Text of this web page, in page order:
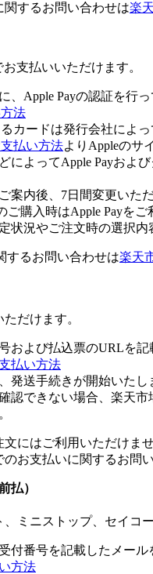
するお問い合わせは楽
支払いいただけます。
、Apple Payの認証を行っ
法
カードは発行会社によっ
払い方法よりAppleのサ
によってApple Payおよ
案内後、7日間変更いた
ご購入時はApple Payを
状況やご注文時の選択内
するお問い合わせは楽天
だけます。
および払込票のURLを
払い方法
発送手続きが開始いた
認できない場合、楽天
にはご利用いただけませ
お支払いに関するお問
払）
ミニストップ、セイコ
付番号を記載したメール
方法